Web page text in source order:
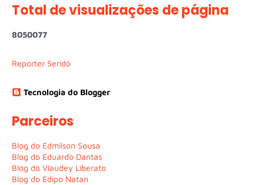
Total de visualizações de página
8050077
Repórter Seridó
Tecnologia do Blogger
Parceiros
Blog do Edmilson Sousa
Blog do Eduardo Dantas
Blog do Vlaudey Liberato
Blog do Édipo Natan